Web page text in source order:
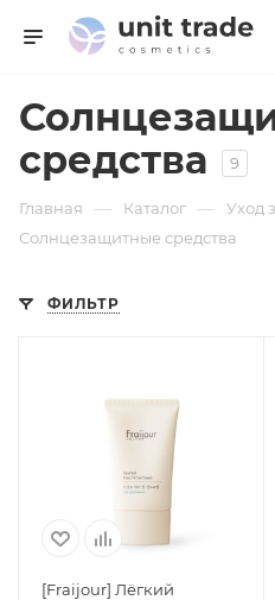
средства
9
Главная — Каталог — Уход
Солнцезащитные средства
ФИЛЬТР
[Fraijour] Лёгкий